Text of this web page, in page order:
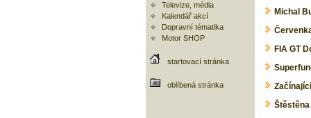
Televize, média
Kalendář akcí
Dopravní tématika
Motor SHOP
startovací stránka
oblíbená stránka
Michal
FIA GT